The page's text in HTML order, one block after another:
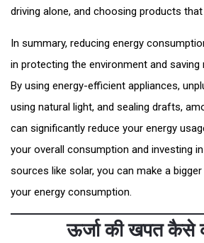
driving alone, and choosing products that
In summary, reducing energy
in protecting the environment and saving
By using energy-efficient appliances,
using natural light, and sealing drafts,
can significantly reduce your energy
your overall consumption and investing
sources like solar, you can make a
your energy consumption.
ऊर्जा की खपत कैसे